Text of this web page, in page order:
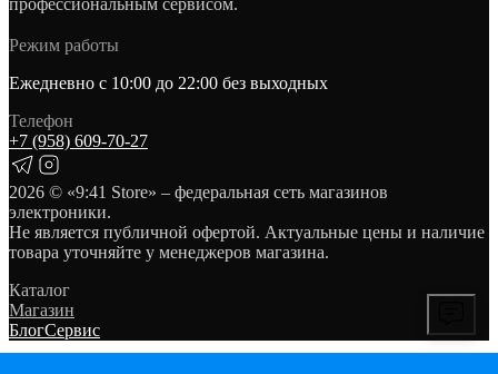
профессиональным сервисом.
Режим работы
Ежедневно с 10:00 до 22:00 без выходных
Телефон
+7 (958) 609‑70‑27
2026 © «9:41 Store» – федеральная сеть магазинов
электроники.
Не является публичной офертой. Актуальные цены и наличие
товара уточняйте у менеджеров магазина.
Каталог
Магазин
БлогСервис